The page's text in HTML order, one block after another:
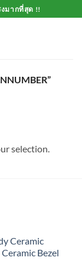
งมากที่สุด !!
selection.
Ceramic
Bezel